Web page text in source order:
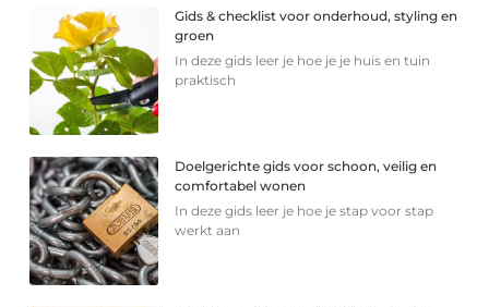
Gids & checklist voor onderhoud, styling en
groen
In deze gids leer je hoe je je huis en tuin
praktisch
Doelgerichte gids voor schoon, veilig en
comfortabel wonen
In deze gids leer je hoe je stap voor stap
werkt aan